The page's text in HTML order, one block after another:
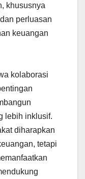
khususnya
perluasan
keuangan
kolaborasi
lebih inklusif.
diharapkan
tetapi